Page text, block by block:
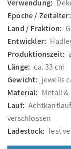
Verwendung:
Epoche / Zeitalter:
Land / Fraktion:
Entwickler:
Produktionszeit:
Länge: ca. 33 cm
Gewicht: jeweils
Material: Metall &
Lauf:
verschlossen
Ladestock: fest